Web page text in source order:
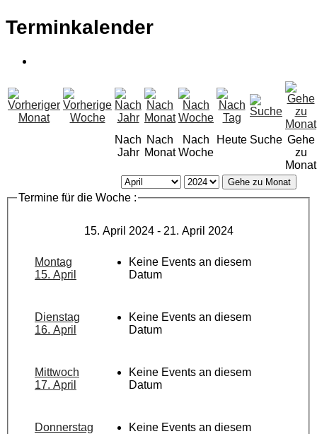
Terminkalender
Nach
Jahr
Nach
Monat
Nach
Woche
Heute Suche Gehe
zu
Monat
Gehe zu Monat
Termine für die Woche :
15. April 2024 - 21. April 2024
Montag
15. April
Keine Events an diesem
Datum
Dienstag
16. April
Keine Events an diesem
Datum
Mittwoch
17. April
Keine Events an diesem
Datum
Donnerstag Keine Events an diesem